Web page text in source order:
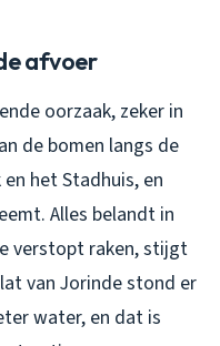
afvoer
oorzaak, zeker in
de bomen langs de
het Stadhuis, en
Alles belandt in
verstopt raken, stijgt
van Jorinde stond er
water, en dat is